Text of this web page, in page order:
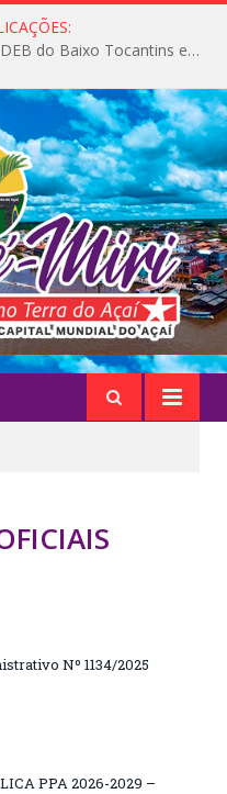
Igarapé-Miri conquista o melhor IDEB do Baixo Tocantins e avança na qualidade da educação pública
Nº 1134/2025
PPA 2026-2029 –